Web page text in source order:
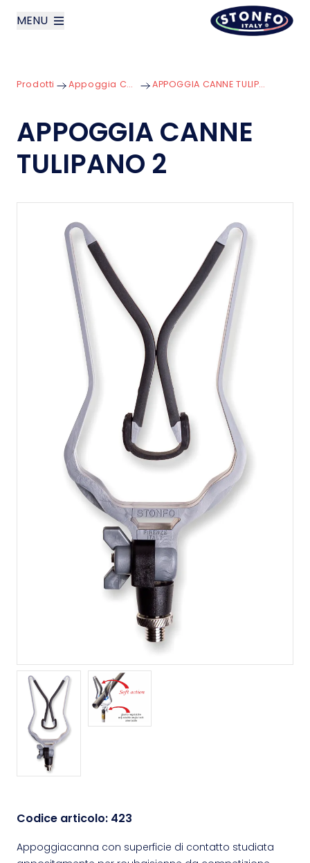
MENU
Prodotti
News
Prodotti Appoggia Canne APPOGGIA CANNE TULIPANO 2
APPOGGIA CANNE
TULIPANO 2
Codice articolo: 423
Appoggiacanna con superficie di contatto studiata